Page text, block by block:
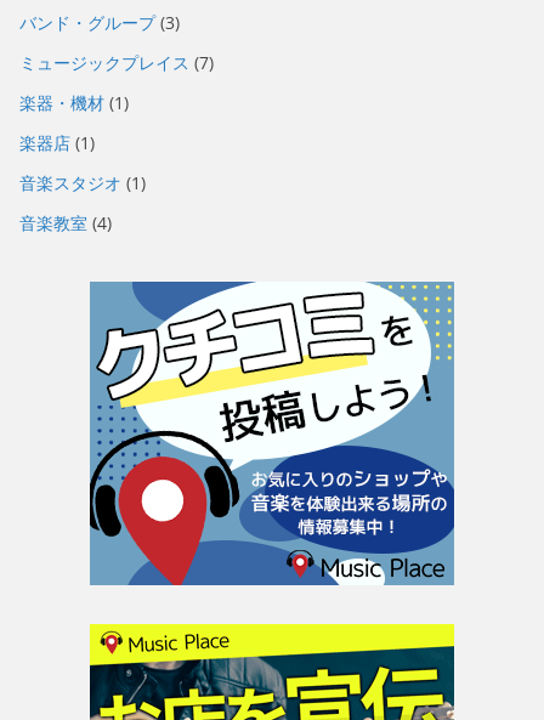
バンド・グループ(3)
ミュージックプレイス (7)
楽器・機材 (1)
楽器店 (1)
音楽スタジオ (1)
音楽教室 (4)